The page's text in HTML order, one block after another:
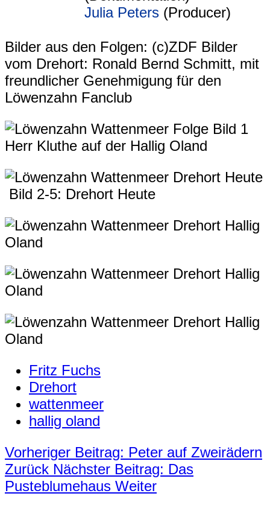
Julia Peters (Producer)
Bilder aus den Folgen: (c)ZDF Bilder
vom Drehort: Ronald Bernd Schmitt, mit
freundlicher Genehmigung für den
Löwenzahn Fanclub
Bild 1
Herr Kluthe auf der Hallig Oland
Bild 2-5: Drehort Heute
Fritz Fuchs
Drehort
wattenmeer
hallig oland
Vorheriger Beitrag: Peter auf Zweirädern
Zurück Nächster Beitrag: Das
Pusteblumehaus Weiter